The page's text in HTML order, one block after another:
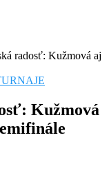
radosť: Kužmová aj
Kužmová